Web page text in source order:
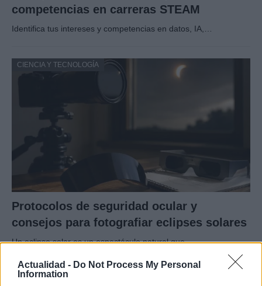
Actualidad - Do Not Process My Personal
Information
competencias en carreras STEAM
Identifica tus intereses y competencias en datos, IA,…
CIENCIA Y TECNOLOGÍA
Protocolos de seguridad ocular y
consejos para fotografiar eclipses solares
Un eclipse solar es un espectáculo natural que…
CIENCIA Y TECNOLOGÍA